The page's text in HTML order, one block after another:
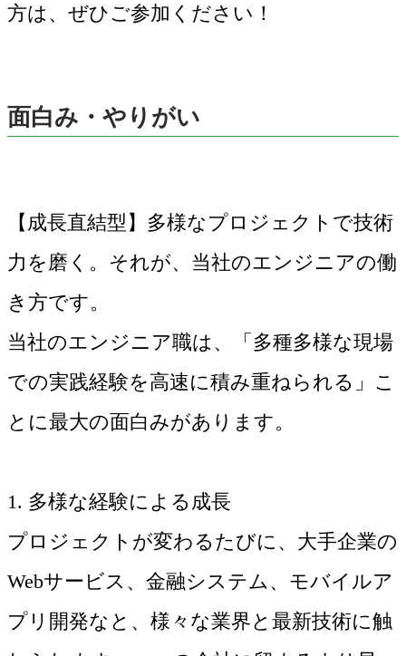
方は、ぜひご参加ください！
面白み・やりがい
【成長直結型】多様なプロジェクトで技術
力を磨く。それが、当社のエンジニアの働
き方です。
当社のエンジニア職は、「多種多様な現場
での実践経験を高速に積み重ねられる」こ
とに最大の面白みがあります。
1. 多様な経験による成長
プロジェクトが変わるたびに、大手企業の
Webサービス、金融システム、モバイルア
プリ開発なと、様々な業界と最新技術に触